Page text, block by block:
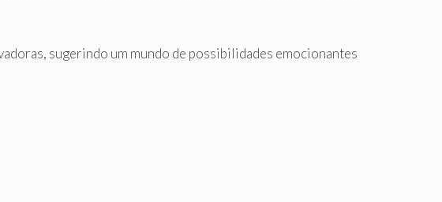
sugerindo um mundo de possibilidades emocionantes